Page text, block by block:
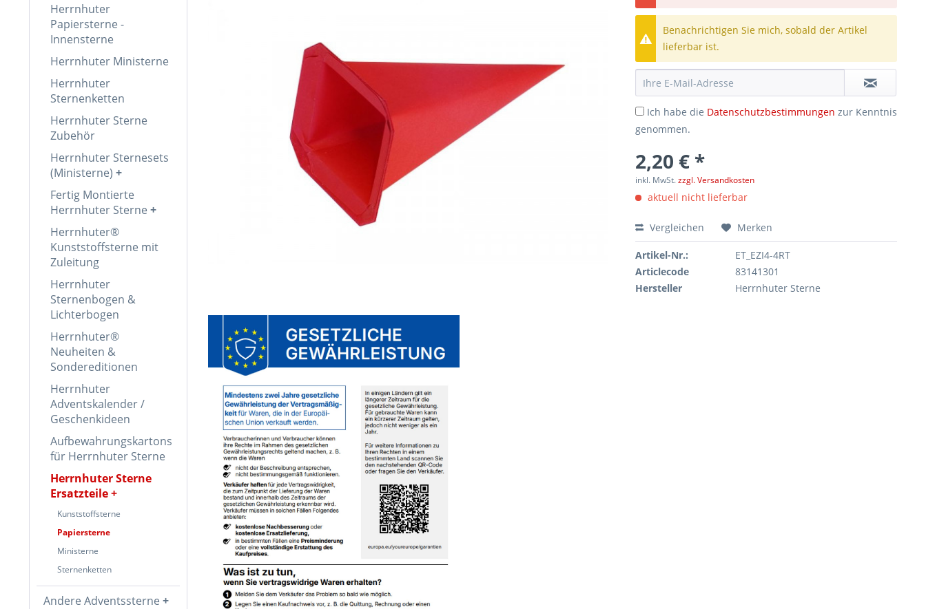
Herrnhuter
Papiersterne -
Innensterne
Herrnhuter Ministerne
Herrnhuter
Sternenketten
Herrnhuter Sterne
Zubehör
Herrnhuter Sternesets
(Ministerne)
Fertig Montierte
Herrnhuter Sterne
Herrnhuter®
Kunststoffsterne mit
Zuleitung
Herrnhuter
Sternenbogen &
Lichterbogen
Herrnhuter®
Neuheiten &
Sondereditionen
Herrnhuter
Adventskalender /
Geschenkideen
Aufbewahrungskartons
für Herrnhuter Sterne
Herrnhuter Sterne
Ersatzteile
Kunststoffsterne
Papiersterne
Ministerne
Sternenketten
Andere Adventssterne
Benachrichtigen Sie mich, sobald der Artikel
lieferbar ist.
Ich habe die Datenschutzbestimmungen zur Kenntnis
genommen.
2,20 € *
inkl. MwSt.zzgl. Versandkosten
aktuell nicht lieferbar
Vergleichen Merken
Artikel-Nr.:
ET_EZI4-4RT
Articlecode
83141301
Hersteller
Herrnhuter Sterne